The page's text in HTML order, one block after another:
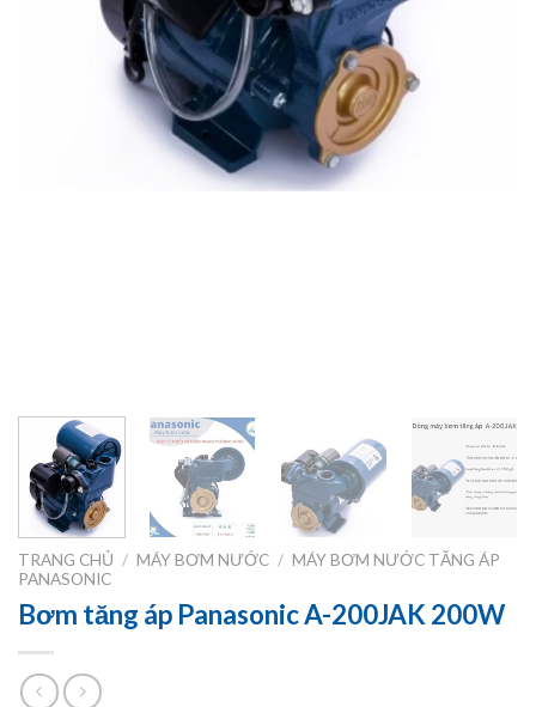
TRANG CHỦ / MÁY BƠM NƯỚC / MÁY BƠM NƯỚC TĂNG ÁP
PANASONIC
Bơm tăng áp Panasonic A-200JAK 200W